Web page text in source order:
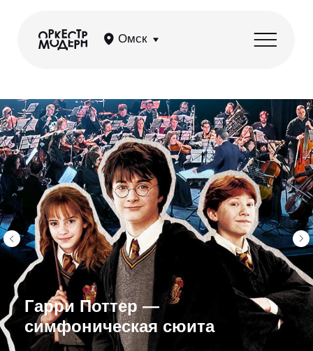
Гарри Поттер —
симфоническая сюита